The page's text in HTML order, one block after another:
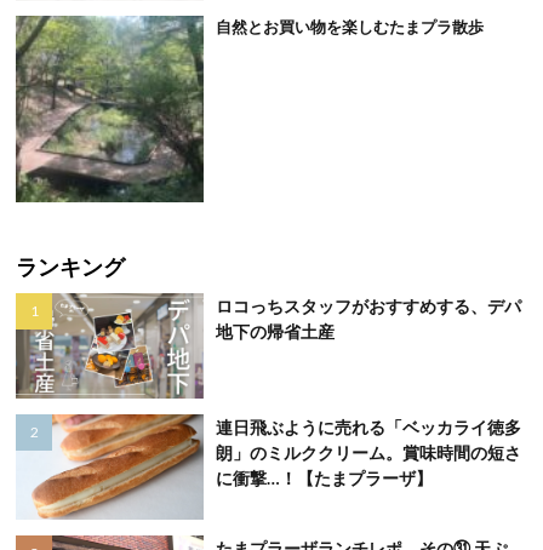
自然とお買い物を楽しむたまプラ散歩
ランキング
ロコっちスタッフがおすすめする、デパ
地下の帰省土産
連日飛ぶように売れる「ベッカライ徳多
朗」のミルククリーム。賞味時間の短さ
に衝撃…！【たまプラーザ】